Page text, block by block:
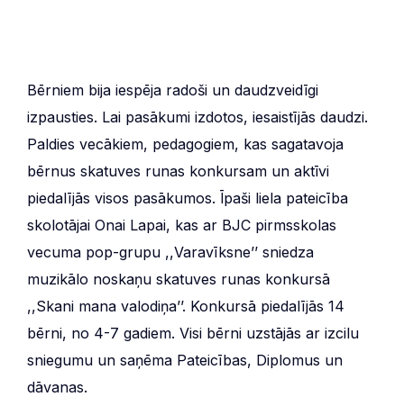
Bērniem bija iespēja radoši un daudzveidīgi
izpausties. Lai pasākumi izdotos, iesaistījās daudzi.
Paldies vecākiem, pedagogiem, kas sagatavoja
bērnus skatuves runas konkursam un aktīvi
piedalījās visos pasākumos. Īpaši liela pateicība
skolotājai Onai Lapai, kas ar BJC pirmsskolas
vecuma pop-grupu ,,Varavīksne’’ sniedza
muzikālo noskaņu skatuves runas konkursā
,,Skani mana valodiņa’’. Konkursā piedalījās 14
bērni, no 4-7 gadiem. Visi bērni uzstājās ar izcilu
sniegumu un saņēma Pateicības, Diplomus un
dāvanas.